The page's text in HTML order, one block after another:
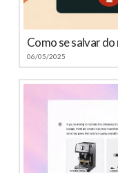
Como se salvar
06/05/2025